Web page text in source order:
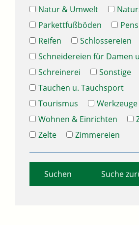
Natur & Umwelt
Parkettfußböden
Reifen
Schlossereien
Schneidereien für Damen
Schreinerei
Sonstige
Tauchen u. Tauchsport
Tourismus
Werkzeuge
Wohnen & Einrichten
Zelte
Zimmereien
Suche